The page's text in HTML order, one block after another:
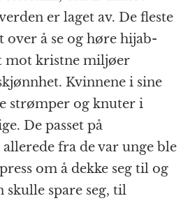
er laget av. De fleste
å se og høre hijab-
mot kristne miljøer
Kvinnene i sine
strømper og knuter i
De passet på
fra de var unge ble
om å dekke seg til og
spare seg, til